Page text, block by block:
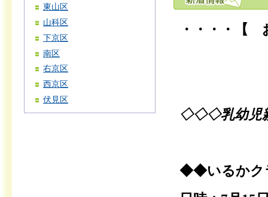
東山区
山科区
下京区
南区
右京区
西京区
伏見区
・・・・【
◇◇◇乳幼児
◆◆いるか